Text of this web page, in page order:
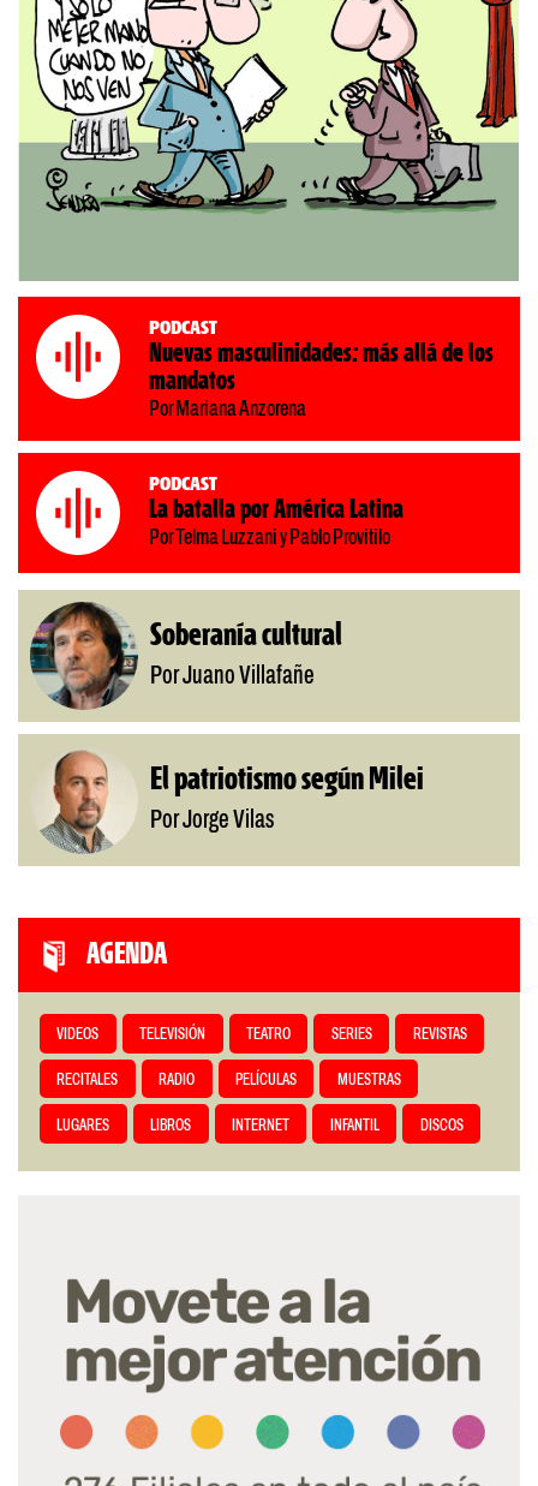
Podcast
Nuevas masculinidades: más allá de los
mandatos
Por Mariana Anzorena
Podcast
La batalla por América Latina
Por Telma Luzzani y Pablo Provitilo
Soberanía cultural
Por Juano Villafañe
El patriotismo según Milei
Por Jorge Vilas
AGENDA
VIDEOS TELEVISIÓN TEATRO SERIES REVISTAS
RECITALES RADIO PELÍCULAS MUESTRAS
LUGARES LIBROS INTERNET INFANTIL DISCOS